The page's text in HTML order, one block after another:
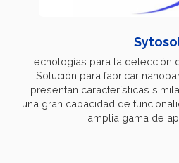
Tecnologías para la detección
Solución para fabricar
presentan características
una gran capacidad de
amplia gama de